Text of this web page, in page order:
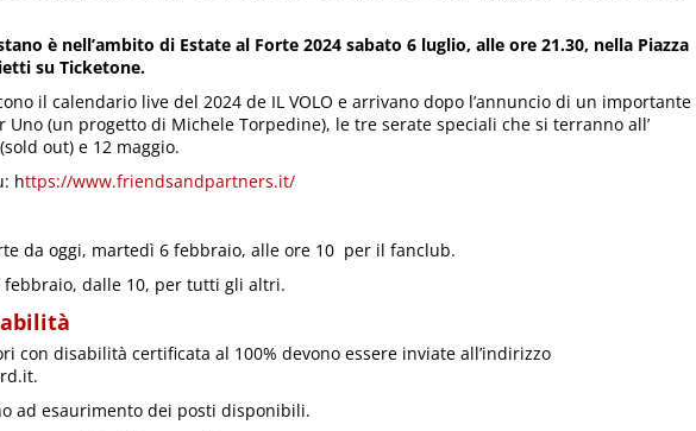
è nell’ambito di Estate al Forte 2024 sabato 6 luglio, alle ore 21.30, nella Piazza
su Ticketone.
il calendario live del 2024 de IL VOLO e arrivano dopo l’annuncio di un importante
Uno (un progetto di Michele Torpedine), le tre serate speciali che si terranno all’
out) e 12 maggio.
https://www.friendsandpartners.it/
da oggi, martedì 6 febbraio, alle ore 10 per il fanclub.
febbraio, dalle 10, per tutti gli altri.
con disabilità certificata al 100% devono essere inviate all’indirizzo
ad esaurimento dei posti disponibili.